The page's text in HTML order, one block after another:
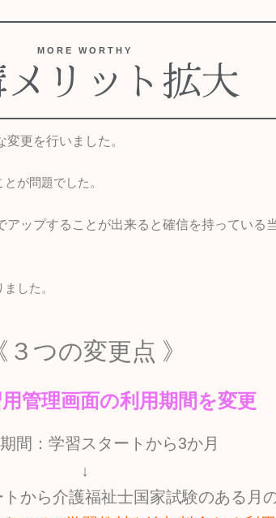
MORE WORTHY
リット拡大
更を行いました。
が問題でした。
ップすることが出来ると確信を持っている
した。
３つの変更点 》
用管理画面の利用期間を変更
間：学習スタートから3か月
↓
から介護福祉士国家試験のある月